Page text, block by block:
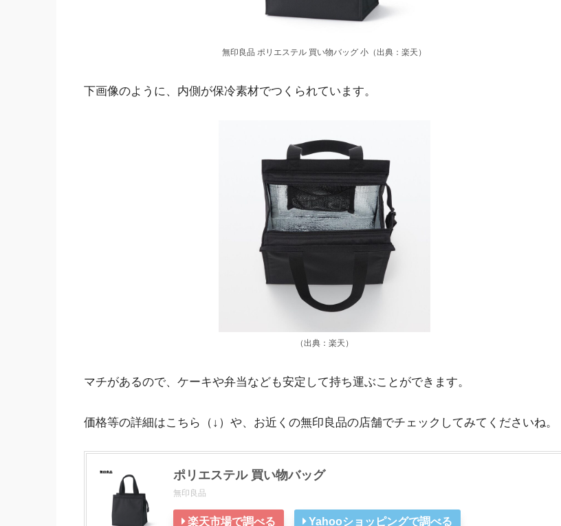
無印良品 ポリエステル 買い物バッグ 小（出典：楽天）
下画像のように、内側が保冷素材でつくられています。
（出典：楽天）
マチがあるので、ケーキや弁当なども安定して持ち運ぶことができます。
価格等の詳細はこちら（↓）や、お近くの無印良品の店舗でチェックしてみてくださいね。
ポリエステル 買い物バッグ
無印良品
楽天市場で調べる Yahooショッピングで調べる